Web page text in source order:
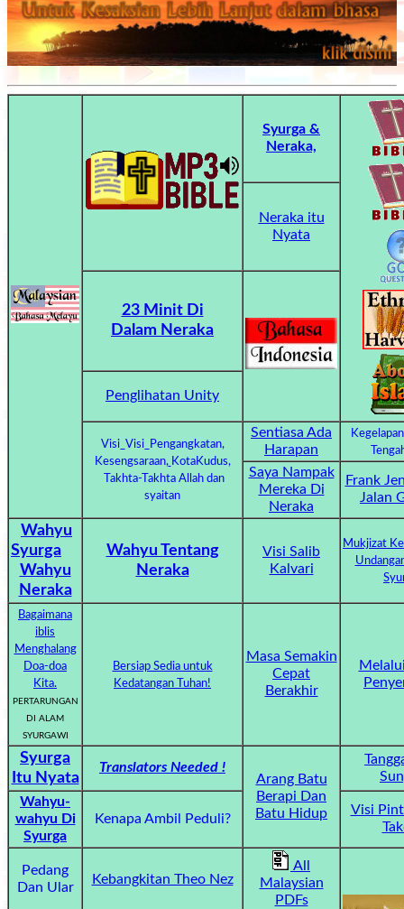
Islam
Other
Languages
Follow
us
Video
Ask
AI
Bible
Questions
Something
Funny...
2nd
Page,
Older
Material
Syurga &
Neraka,
Neraka itu
Nyata
23 Minit Di
Dalam Neraka
Penglihatan Unity
Visi_Visi_Pengangkatan,
Kesengsaraan, KotaKudus,
Takhta-Takhta Allah dan
syaitan
Sentiasa Ada
Harapan
Saya Nampak
Mereka Di
Neraka
Frank
Jalan
Visi Salib
Kalvari
Mukjizat
Wahyu
Syurga
Wahyu
Neraka
Wahyu Tentang
Neraka
Bagaimana
iblis
Menghalang
Doa-doa
Kita.
PERTARUNGAN
DI ALAM
SYURGAWI
Bersiap Sedia untuk
Kedatangan Tuhan!
Masa Semakin
Cepat
Berakhir
Syurga
Itu Nyata
Translators Needed !
Arang Batu
Berapi Dan
Batu Hidup
Wahyu-
wahyu Di
Syurga
Kenapa Ambil Peduli?
Visi
Pedang
Dan Ular
Kebangkitan Theo Nez
All
Malaysian
PDFs